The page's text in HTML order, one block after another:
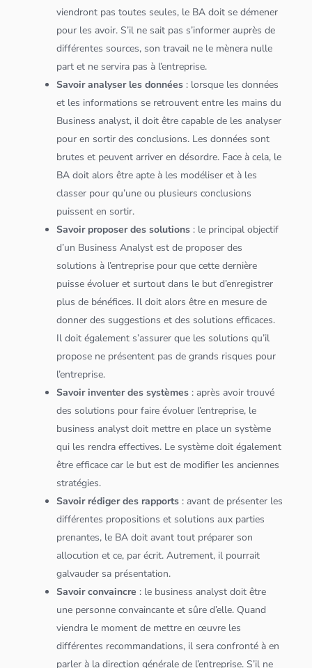
viendront pas toutes seules, le BA doit se démener
pour les avoir. S’il ne sait pas s’informer auprès de
différentes sources, son travail ne le mènera nulle
part et ne servira pas à l’entreprise.
Savoir analyser lesdonnées : lorsque lesdonnées
et les informations se retrouvent entre les mains du
Business analyst, il doit être capable de les analyser
pour en sortir des conclusions. Lesdonnées sont
brutes et peuvent arriver en désordre. Face à cela, le
BA doit alors être apte à les modéliser et à les
classer pour qu’une ou plusieurs conclusions
puissent en sortir.
Savoir proposer des solutions : le principal objectif
d’un Business Analyst est de proposer des
solutions à l’entreprise pour que cette dernière
puisse évoluer et surtout dans le but d’enregistrer
plus de bénéfices. Il doit alors être en mesure de
donner des suggestions et des solutions efficaces.
Il doit également s’assurer que les solutions qu’il
propose ne présentent pas de grands risques pour
l’entreprise.
Savoir inventer des systèmes : après avoir trouvé
des solutions pour faire évoluer l’entreprise, le
business analyst doit mettre en place un système
qui les rendra effectives. Le système doit également
être efficace car le but est de modifier les anciennes
stratégies.
Savoir rédiger des rapports : avant de présenter les
différentes propositions et solutions aux parties
prenantes, le BA doit avant tout préparer son
allocution et ce, par écrit. Autrement, il pourrait
galvauder sa présentation.
Savoir convaincre : le business analyst doit être
une personne convaincante et sûre d’elle. Quand
viendra le moment de mettre en œuvre les
différentes recommandations, il sera confronté à en
parler à la direction générale de l’entreprise. S’il ne